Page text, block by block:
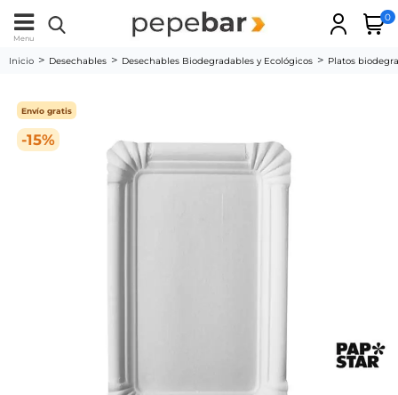
Menu
0
Inicio Desechables Desechables Biodegradables y Ecológicos Platos
-15%
Envío gratis